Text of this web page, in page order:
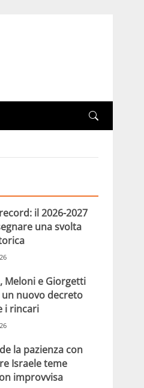
il 2026-2027
una svolta
Meloni e Giorgetti
nuovo decreto
i rincari
la pazienza con
Israele teme
improvvisa